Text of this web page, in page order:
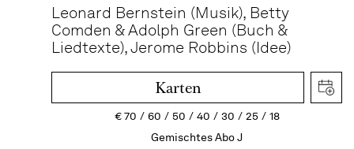
Leonard Bernstein (Musik), Betty
Comden & Adolph Green (Buch &
Liedtexte), Jerome Robbins (Idee)
Karten
€70 60 50 40 30 25
18
Gemischtes Abo J